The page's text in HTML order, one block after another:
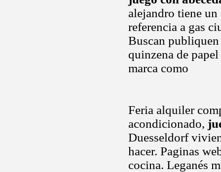
alejandro tiene
referencia a gas
Buscan
quinzena de
marca como
Feria alquiler
acondicionado,
Duesseldorf
hacer. Paginas
cocina. Leganés